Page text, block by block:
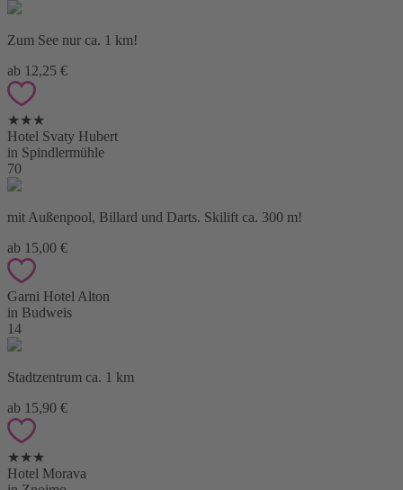
Zum See nur ca. 1 km!
ab 12,25 €
★★★
Hotel Svaty Hubert
in Spindlermühle
70
mit Außenpool, Billard und Darts. Skilift ca. 300 m!
ab 15,00 €
Garni Hotel Alton
in Budweis
14
Stadtzentrum ca. 1 km
ab 15,90 €
★★★
Hotel Morava